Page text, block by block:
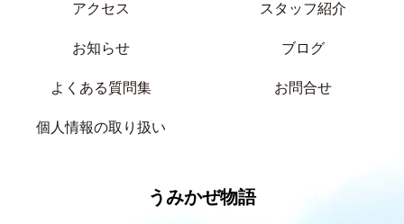
アクセス スタッフ紹介
お知らせ ブログ
よくある質問集 お問合せ
個人情報の取り扱い
うみかぜ物語